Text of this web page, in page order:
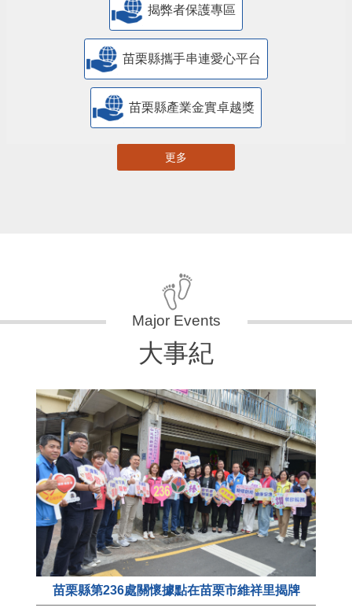
揭弊者保護專區
苗栗縣攜手串連愛心平台
苗栗縣產業金實卓越獎
更多
大事紀
苗栗縣第236處關懷據點在苗栗市維祥里揭牌